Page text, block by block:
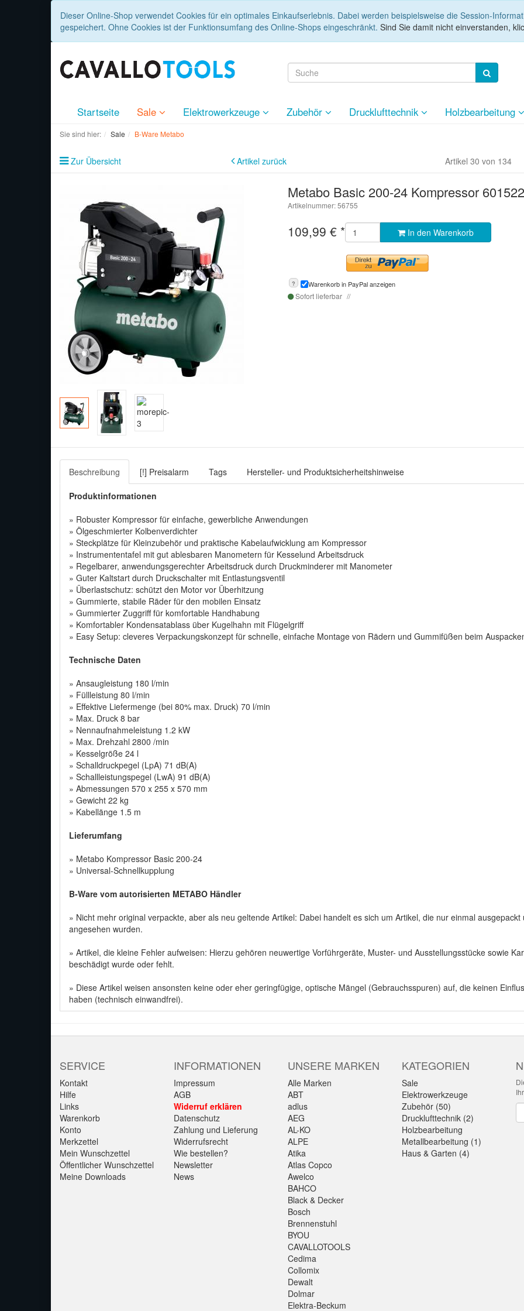
Dieser Online-Shop verwendet Cookies für ein optimales Einkaufserlebnis. Dabei werden beispielsweise die Session-
gespeichert. Ohne Cookies ist der Funktionsumfang des Online-Shops eingeschränkt. Sind Sie damit nicht einverstanden,
Startseite Sale Elektrowerkzeuge Zubehör Drucklufttechnik Holzbearbeitung
Sie sind hier: Sale B-Ware Metabo
Zur Übersicht Artikel zurück Artikel 30 von 134
Metabo Basic 200-24 Kompressor
Artikelnummer: 56755
109,99 € * In den Warenkorb
? Warenkorb in PayPal anzeigen
Sofort lieferbar
Beschreibung [!] Preisalarm Tags Hersteller- und Produktsicherheitshinweise
Produktinformationen
» Robuster Kompressor für einfache, gewerbliche Anwendungen
» Ölgeschmierter Kolbenverdichter
» Steckplätze für Kleinzubehör und praktische Kabelaufwicklung am Kompressor
» Instrumententafel mit gut ablesbaren Manometern für Kesselund Arbeitsdruck
» Regelbarer, anwendungsgerechter Arbeitsdruck durch Druckminderer mit Manometer
» Guter Kaltstart durch Druckschalter mit Entlastungsventil
» Überlastschutz: schützt den Motor vor Überhitzung
» Gummierte, stabile Räder für den mobilen Einsatz
» Gummierter Zuggriff für komfortable Handhabung
» Komfortabler Kondensatablass über Kugelhahn mit Flügelgriff
» Easy Setup: cleveres Verpackungskonzept für schnelle, einfache Montage von Rädern und Gummifüßen beim
Technische Daten
» Ansaugleistung 180 l/min
» Füllleistung 80 l/min
» Effektive Liefermenge (bei 80% max. Druck) 70 l/min
» Max. Druck 8 bar
» Nennaufnahmeleistung 1.2 kW
» Max. Drehzahl 2800 /min
» Kesselgröße 24 l
» Schalldruckpegel (LpA) 71 dB(A)
» Schallleistungspegel (LwA) 91 dB(A)
» Abmessungen 570 x 255 x 570 mm
» Gewicht 22 kg
» Kabellänge 1.5 m
Lieferumfang
» Metabo Kompressor Basic 200-24
» Universal-Schnellkupplung
B-Ware vom autorisierten METABO Händler
» Nicht mehr original verpackte, aber als neu geltende Artikel: Dabei handelt es sich um Artikel, die nur einmal
angesehen wurden.
» Artikel, die kleine Fehler aufweisen: Hierzu gehören neuwertige Vorführgeräte, Muster- und Ausstellungsstücke sowie
beschädigt wurde oder fehlt.
» Diese Artikel weisen ansonsten keine oder eher geringfügige, optische Mängel (Gebrauchsspuren) auf, die keinen
haben (technisch einwandfrei).
SERVICE
Kontakt
Hilfe
Links
Warenkorb
Konto
Merkzettel
Mein Wunschzettel
Öffentlicher Wunschzettel
Meine Downloads
INFORMATIONEN
Impressum
AGB
Widerruf erklären
Datenschutz
Zahlung und Lieferung
Widerrufsrecht
Wie bestellen?
Newsletter
News
UNSERE MARKEN
Alle Marken
ABT
adlus
AEG
AL-KO
ALPE
Atika
Atlas Copco
Awelco
BAHCO
Black & Decker
Bosch
Brennenstuhl
BYOU
CAVALLOTOOLS
Cedima
Collomix
Dewalt
Dolmar
Elektra-Beckum
KATEGORIEN
Sale
Elektrowerkzeuge
Zubehör (50)
Drucklufttechnik (2)
Holzbearbeitung
Metallbearbeitung (1)
Haus & Garten (4)